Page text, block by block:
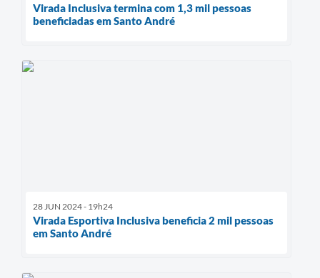
Virada Inclusiva termina com 1,3 mil pessoas
beneficiadas em Santo André
28 JUN 2024 - 19h24
Virada Esportiva Inclusiva beneficia 2 mil pessoas
em Santo André